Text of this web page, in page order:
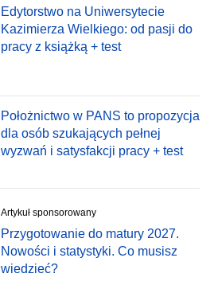
Edytorstwo na Uniwersytecie
Kazimierza Wielkiego: od pasji do
pracy z książką + test
Położnictwo w PANS to propozycja
dla osób szukających pełnej
wyzwań i satysfakcji pracy + test
Artykuł sponsorowany
Przygotowanie do matury 2027.
Nowości i statystyki. Co musisz
wiedzieć?